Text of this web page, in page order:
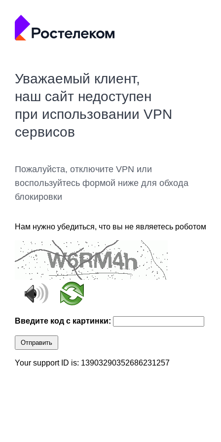
Уважаемый клиент,
наш сайт недоступен
при использовании VPN
сервисов
Пожалуйста, отключите VPN или
воспользуйтесь формой ниже для обхода
блокировки
Нам нужно убедиться, что вы не являетесь роботом
Введите код с картинки:
Отправить
Your support ID is: 13903290352686231257